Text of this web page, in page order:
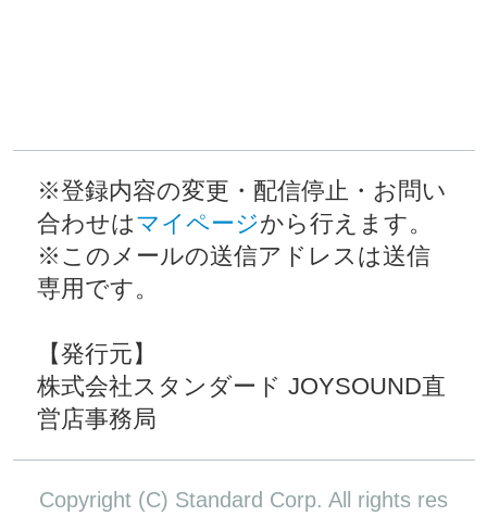
※登録内容の変更・配信停止・お問い
合わせはマイページから行えます。
※このメールの送信アドレスは送信
専用です。
【発行元】
株式会社スタンダード JOYSOUND直
営店事務局
Copyright (C) Standard Corp. All rights res